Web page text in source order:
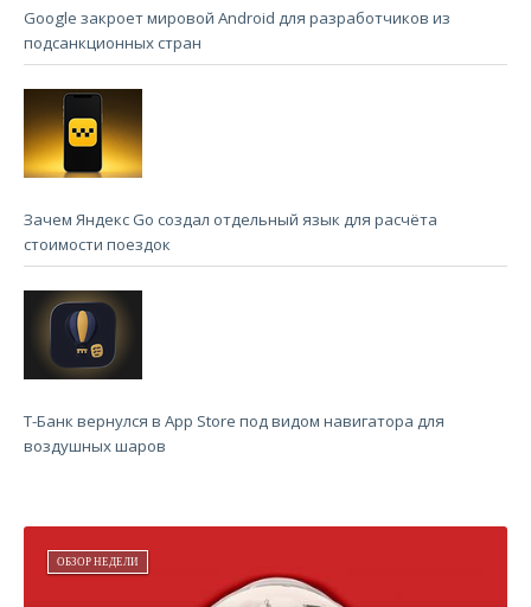
Google закроет мировой Android для разработчиков из
подсанкционных стран
Зачем Яндекс Go создал отдельный язык для расчёта
стоимости поездок
Т-Банк вернулся в App Store под видом навигатора для
воздушных шаров
ОБЗОР НЕДЕЛИ